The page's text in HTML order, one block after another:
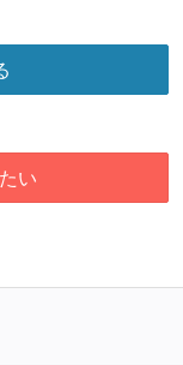
やディスプレ
い